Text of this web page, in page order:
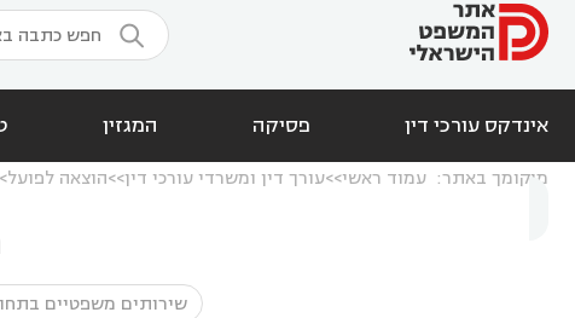

אינדקס עורכי דין פסיקה המגזין
מיקומך באתר: עמוד ראשי עורך דין ומשרדי עורכי דין הוצאה לפועל